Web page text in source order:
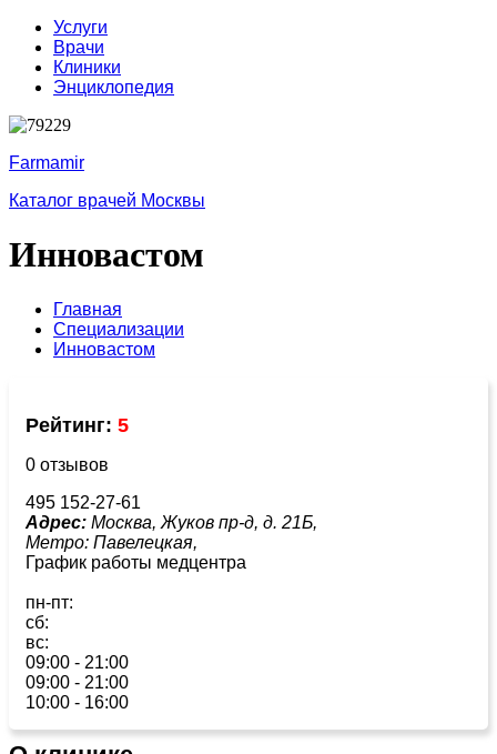
Услуги
Врачи
Клиники
Энциклопедия
Farmamir
Каталог врачей Москвы
Инновастом
Главная
Специализации
Инновастом
Рейтинг: 5
0 отзывов
495 152-27-61
Адрес: Москва, Жуков пр-д, д. 21Б,
Метро: Павелецкая,
График работы медцентра
пн-пт:
сб:
вс:
09:00 - 21:00
09:00 - 21:00
10:00 - 16:00